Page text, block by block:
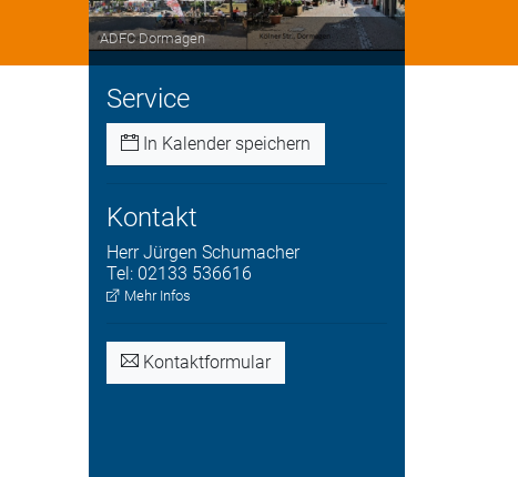
ADFC Dormagen
Service
In Kalender speichern
Kontakt
Herr Jürgen Schumacher
Tel: 02133 536616
Mehr Infos
Kontaktformular